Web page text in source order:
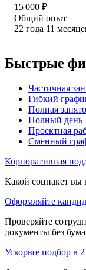
15 000 ₽
Общий опыт
22 года 11
Быстрые
Частичная
Гибкий
Полная
Полный день
Проектная
Сменный
Корпоративная
Какой соцпакет вы
Оформляйте
Проверяйте
документы без
Ускорьте подбор в